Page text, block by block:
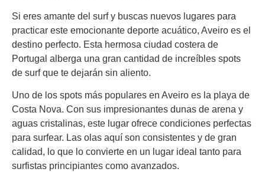
Si eres amante del surf y buscas nuevos lugares para
practicar este emocionante deporte acuático, Aveiro es el
destino perfecto. Esta hermosa ciudad costera de
Portugal alberga una gran cantidad de increíbles spots
de surf que te dejarán sin aliento.
Uno de los spots más populares en Aveiro es la playa de
Costa Nova. Con sus impresionantes dunas de arena y
aguas cristalinas, este lugar ofrece condiciones perfectas
para surfear. Las olas aquí son consistentes y de gran
calidad, lo que lo convierte en un lugar ideal tanto para
surfistas principiantes como avanzados.